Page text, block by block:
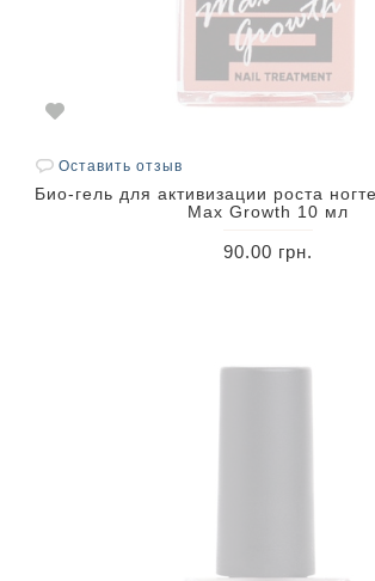
Оставить отзыв
Био-гель для активизации роста
Max Growth 10 мл
90.00 грн.